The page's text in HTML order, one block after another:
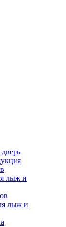
лыж и
лыж и